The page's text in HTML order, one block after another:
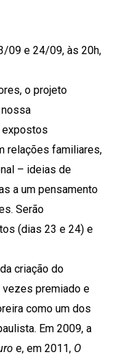
09 e 24/09, às 20h,
o projeto
expostos
relações familiares,
– ideias de
a um pensamento
Serão
(dias 23 e 24) e
criação do
vezes premiado e
como um dos
Em 2009, a
e, em 2011, O